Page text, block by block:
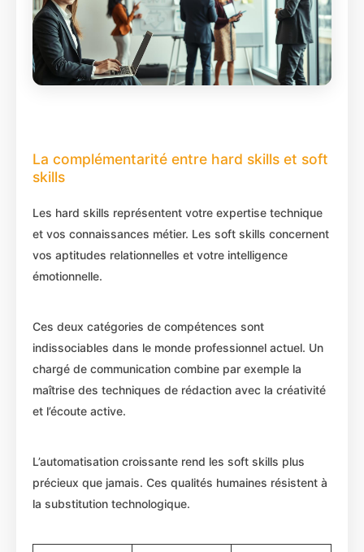
La complémentarité entre hard skills et soft
skills
Les hard skills représentent votre expertise technique
et vos connaissances métier. Les soft skills concernent
vos aptitudes relationnelles et votre intelligence
émotionnelle.
Ces deux catégories de compétences sont
indissociables dans le monde professionnel actuel. Un
chargé de communication combine par exemple la
maîtrise des techniques de rédaction avec la créativité
et l’écoute active.
L’automatisation croissante rend les soft skills plus
précieux que jamais. Ces qualités humaines résistent à
la substitution technologique.